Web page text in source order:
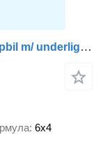
Volvo FH 540 6x4 fullt brøyterigget tippbil m/ underliggende skjær og
6x4